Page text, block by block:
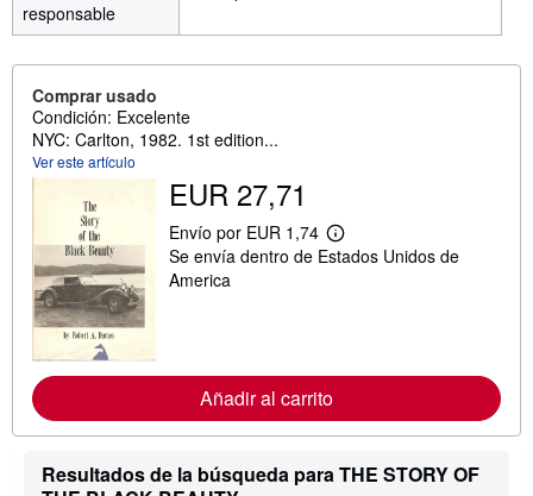
responsable
Comprar usado
Condición: Excelente
NYC: Carlton, 1982. 1st edition...
Ver este artículo
EUR 27,71
Envío por EUR 1,74
M
á
c
i
n
Se envía dentro de Estados Unidos de
America
Añadir al carrito
Resultados de la búsqueda para THE STORY OF